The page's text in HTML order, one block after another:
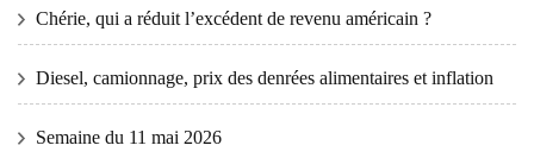
Chérie, qui a réduit l’excédent de revenu américain ?
Diesel, camionnage, prix des denrées alimentaires et inflation
Semaine du 11 mai 2026